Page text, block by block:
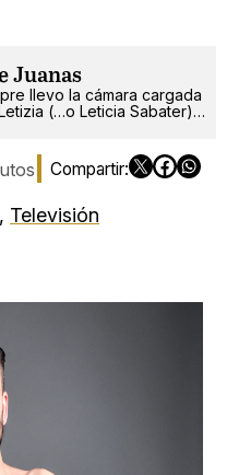
Juanas
llevo la cámara cargada
(…o Leticia Sabater).
, Televisión